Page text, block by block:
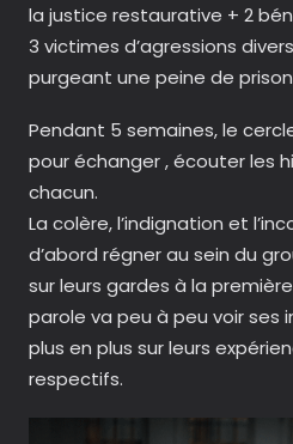
la justice restaurative + 2
3 victimes d’agressions
purgeant une peine de
Pendant 5 semaines, le
pour échanger , écouter les
chacun.
La colère, l’indignation et
d’abord régner au sein du
sur leurs gardes à la
parole va peu à peu voir ses
plus en plus sur leurs
respectifs.